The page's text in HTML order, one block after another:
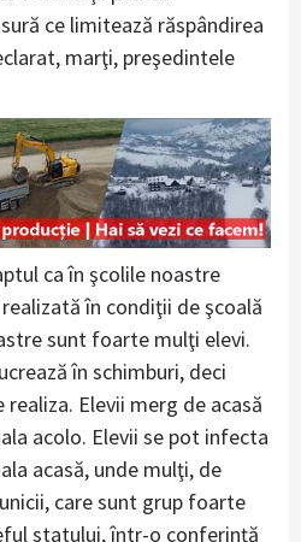
ce limitează răspândirea
marţi, preşedintele
ca în şcolile noastre
în condiţii de şcoală
sunt foarte mulţi elevi.
în schimburi, deci
Elevii merg de acasă
acolo. Elevii se pot infecta
acasă, unde mulţi, de
care sunt grup foarte
statului, într-o conferinţă